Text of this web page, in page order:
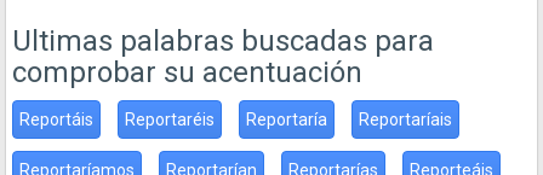
Ultimas palabras buscadas para
comprobar su acentuación
Reportáis Reportaréis Reportaría Reportaríais
Reportaríamos Reportarían Reportarías Reporteáis